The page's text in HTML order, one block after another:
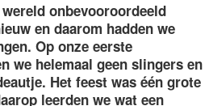
onbevooroordeeld
en daarom hadden we
Op onze eerste
we helemaal geen slingers en
Het feest was één grote
leerden we wat een